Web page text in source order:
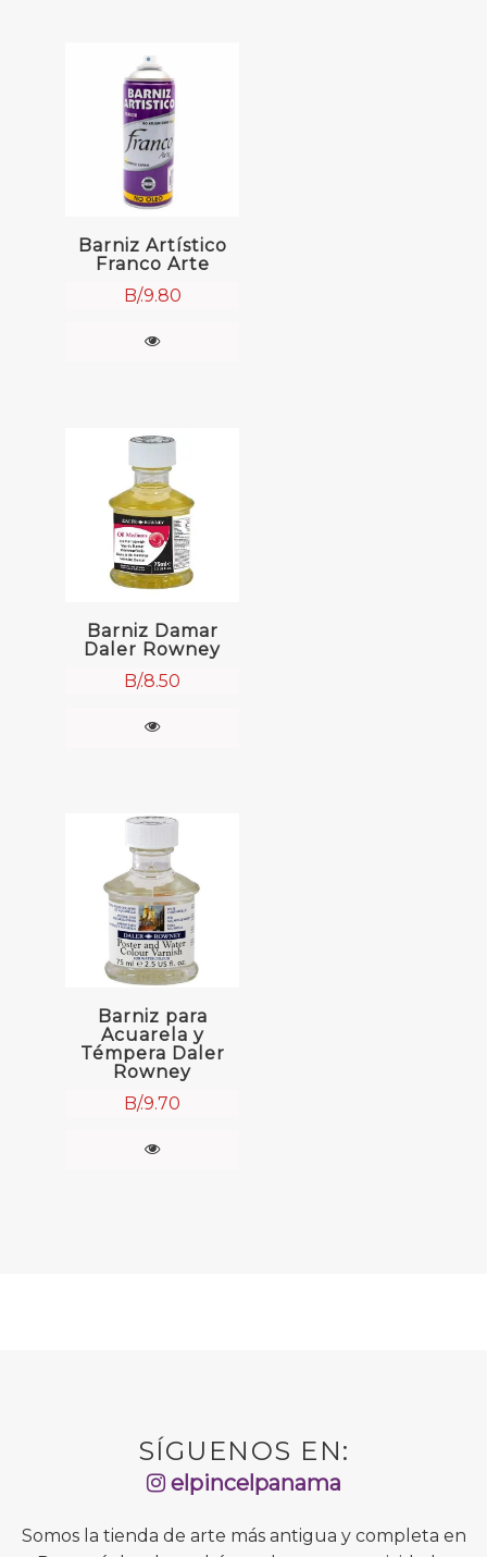
Barniz Artístico
Franco Arte
B/.9.80
Barniz Damar
Daler Rowney
B/.8.50
Barniz para
Acuarela y
Témpera Daler
Rowney
B/.9.70
SÍGUENOS EN:
elpincelpanama
Somos la tienda de arte más antigua y completa en